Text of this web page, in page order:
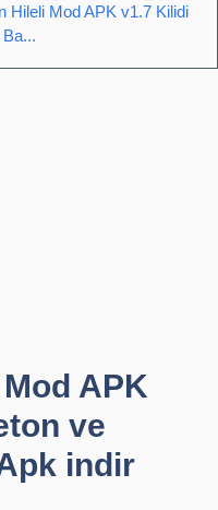
Hileli Mod APK v1.7 Kilidi
APK
ve
indir